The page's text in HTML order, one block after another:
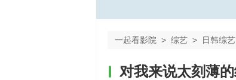
一起看影院 > 综艺 > 日韩综艺
对我来说太刻薄